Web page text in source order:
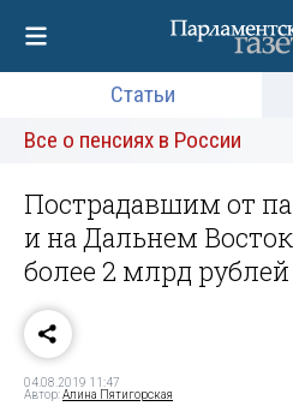
Статьи
Все о пенсиях в России
Пострадавшим от
и на Дальнем
более 2 млрд рублей
04.08.2019 11:47
Автор:Алина Пятигорская